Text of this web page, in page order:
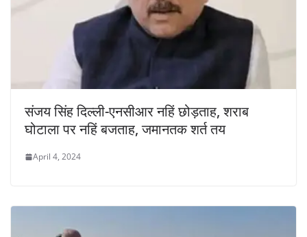
संजय सिंह दिल्ली-एनसीआर नहिं छोड़ताह, शराब
घोटाला पर नहिं बजताह, जमानतक शर्त तय
April 4, 2024